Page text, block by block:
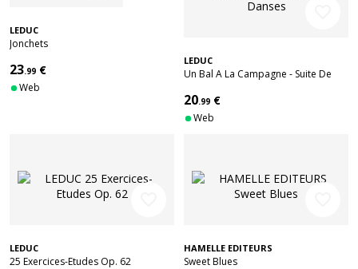
LEDUC
Jonchets
23.99 €
Web
LEDUC
Un Bal A La Campagne - Suite De
20.99 €
Web
LEDUC
25 Exercices-Etudes Op. 62
HAMELLE EDITEURS
Sweet Blues